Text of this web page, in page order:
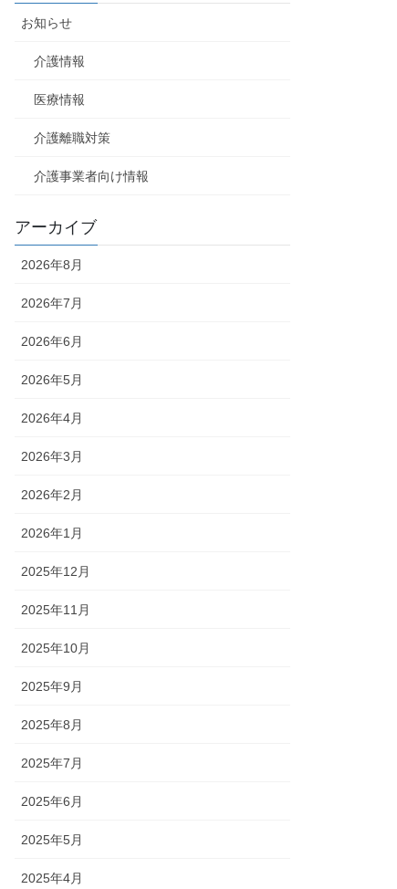
お知らせ
介護情報
医療情報
介護離職対策
介護事業者向け情報
アーカイブ
2026年8月
2026年7月
2026年6月
2026年5月
2026年4月
2026年3月
2026年2月
2026年1月
2025年12月
2025年11月
2025年10月
2025年9月
2025年8月
2025年7月
2025年6月
2025年5月
2025年4月